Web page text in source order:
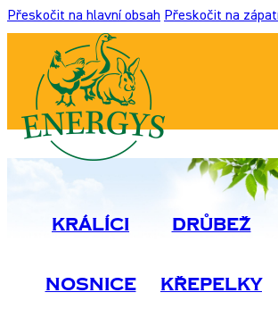
Přeskočit na hlavní obsah Přeskočit na
Králíci Drůbež
Nosnice Křepelky